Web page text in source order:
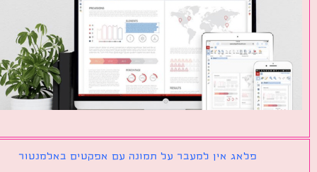
פלאג אין למעבר על תמונה עם אפקטים באלמנטור